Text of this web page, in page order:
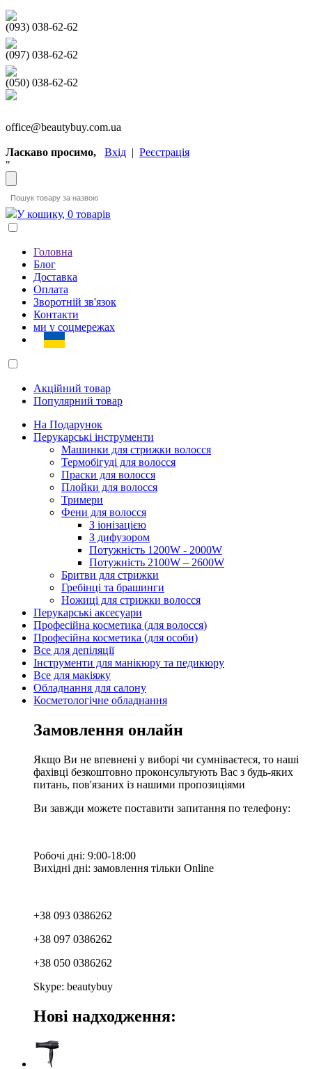
(093) 038-62-62
(097) 038-62-62
(050) 038-62-62
office@beautybuy.com.ua
Ласкаво просимо, Вхід | Реєстрація
"
У кошику, 0 товарів
Головна
Блог
Доставка
Оплата
Зворотній зв'язок
Контакти
ми у соцмережах
Акційний товар
Популярний товар
На Подарунок
Перукарські інструменти
Машинки для стрижки волосся
Термобігуді для волосся
Праски для волосся
Плойки для волосся
Тримери
Фени для волосся
З іонізацією
З дифузором
Потужність 1200W - 2000W
Потужність 2100W – 2600W
Бритви для стрижки
Гребінці та брашинги
Ножиці для стрижки волосся
Перукарські аксесуари
Професійна косметика (для волосся)
Професійна косметика (для особи)
Все для депіляції
Інструменти для манікюру та педикюру
Все для макіяжу
Обладнання для салону
Косметологічне обладнання
Замовлення онлайн
Якщо Ви не впевнені у виборі чи сумніваєтеся, то наші
фахівці безкоштовно проконсультують Вас з будь-яких
питань, пов'язаних із нашими пропозиціями
Ви завжди можете поставити запитання по телефону:
Робочі дні: 9:00-18:00
Вихідні дні: замовлення тільки Online
+38 093 0386262
+38 097 0386262
+38 050 0386262
Skype: beautybuy
Нові надходження: